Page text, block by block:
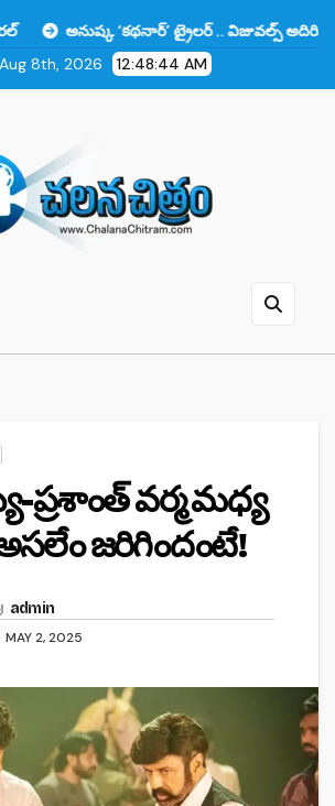
‘కథనార్’ ట్రైలర్ .. విజువల్స్ అదిరిపోయాయి కానీ ఆ
8th, 2026
12:48:45 AM
వర్మ మధ్య
జరిగిందంటే!
admin
MAY 2, 2025